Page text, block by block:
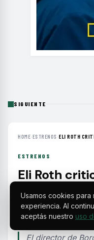
SIGUIENTE
HOME›ESTRENOS ›ELI ROTH
ESTRENOS
Eli Roth
reducido y
conservador
El director de
Usamos cookies para
experiencia. Al
aceptás nuestro uso